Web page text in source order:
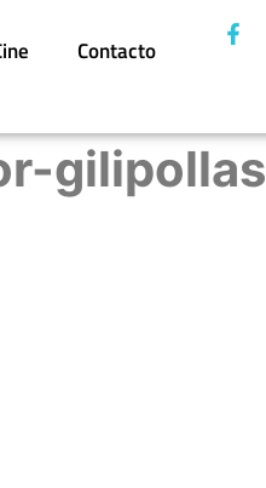
Contacto
gilipollas